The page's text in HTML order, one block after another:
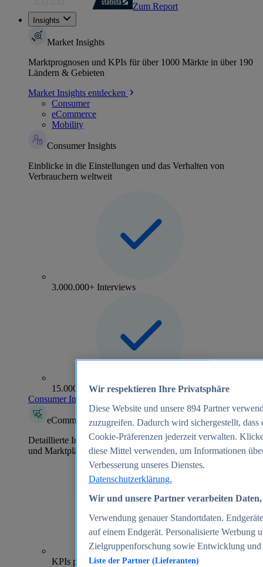
Zum Report
Insights
Market Insights
Marktprognosen und KPIs für über 1000 Märkte in über 190
Ländern & Gebieten
Market Insights entdecken
Consumer
eCommerce
Mobility
Consumer Insights
Einblicke in die Einstellungen und das Verhalten von
Verbrauchern weltweit
3.000.000+ Interviews
15.000+ Marken
Consumer Insights entdecken
eCommerce Insights
Detaillierte Informationen zu mehr als 39.000 Online-Shops
und Marktplätzen
70+
KPIs pro Shop
Wir respektieren Ihre Privatsphäre
Diese Website und unsere 894 Partner
zuzugreifen. Dadurch wird sichergestellt,
Cookie-Präferenzen jederzeit verwalten.
diese Mittel verwenden, um Informationen
Verbesserung unseres Dienstes.
Datenschutzerklärung.
Wir und unsere Partner verarbeiten
Verwendung genauer Standortdaten.
auf einem Endgerät. Personalisierte Werbung
Zielgruppenforschung sowie Entwicklung
Liste der Partner (Lieferanten)